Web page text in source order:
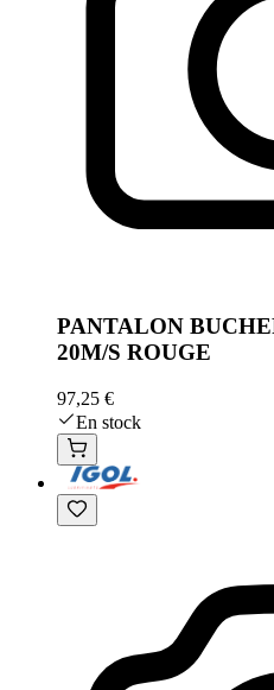
PANTALON
20M/S ROUGE
97,25 €
En stock